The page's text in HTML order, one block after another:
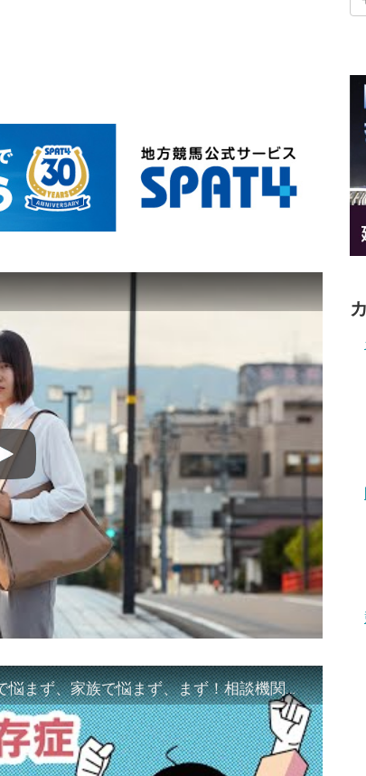
「ギャンブル等依存症対策啓発動画 ～一人で悩まず、家族で悩まず、まず！相談機関へ～」